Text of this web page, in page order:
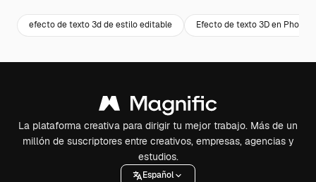
efecto de texto 3d de estilo editable Efecto de texto 3D en
La plataforma creativa para dirigir tu mejor trabajo. Más de un
millón de suscriptores entre creativos, empresas, agencias y
estudios.
Español